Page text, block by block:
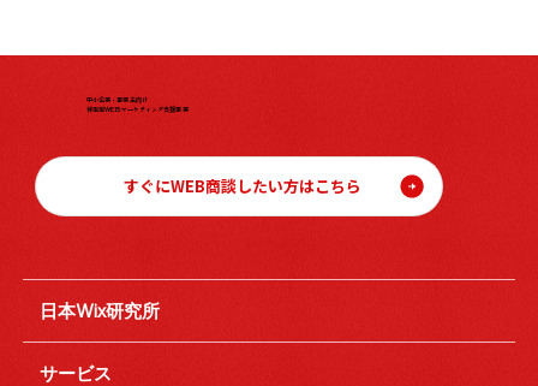
中小企業・事業主向け
伴走型WEBマーケティング支援事業
すぐにWEB商談したい方はこちら
日本Wix研究所
サービス